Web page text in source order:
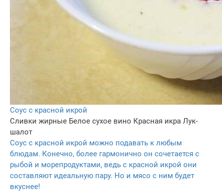
Соус с красной икрой
Сливки жирные Белое сухое вино Красная икра Лук-
шалот
Соус с красной икрой можно подавать к любым
блюдам. Конечно, более гармонично он сочетается с
рыбой и морепродуктами, ведь с красной икрой они
составляют идеальную пару. Но и мясо с ним будет
вкуснее!